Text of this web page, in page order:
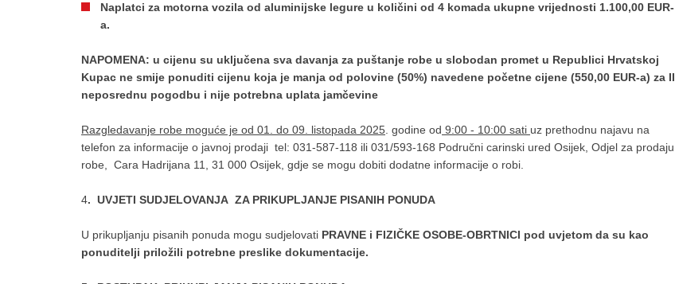
Naplatci za motorna vozila od aluminijske legure u količini od 4 komada ukupne vrijednosti 1.100,00 EUR-
a.
NAPOMENA: u cijenu su uključena sva davanja za puštanje robe u slobodan promet u Republici Hrvatskoj
Kupac ne smije ponuditi cijenu koja je manja od polovine (50%) navedene početne cijene (550,00 EUR-a) za II
neposrednu pogodbu i nije potrebna uplata jamčevine
Razgledavanje robe moguće je od 01. do 09. listopada 2025 . godine od 9:00 - 10:00 sati uz prethodnu najavu na
telefon za informacije o javnoj prodaji tel: 031-587-118 ili 031/593-168 Područni carinski ured Osijek, Odjel za prodaju
robe, Cara Hadrijana 11, 31 000 Osijek, gdje se mogu dobiti dodatne informacije o robi.
4. UVJETI SUDJELOVANJA ZA PRIKUPLJANJE PISANIH PONUDA
U prikupljanju pisanih ponuda mogu sudjelovati PRAVNE i FIZIČKE OSOBE-OBRTNICI pod uvjetom da su kao
ponuditelji priložili potrebne preslike dokumentacije.